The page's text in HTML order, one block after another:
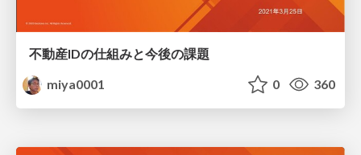
不動産IDの仕組みと今後の課題
miya0001
0 360